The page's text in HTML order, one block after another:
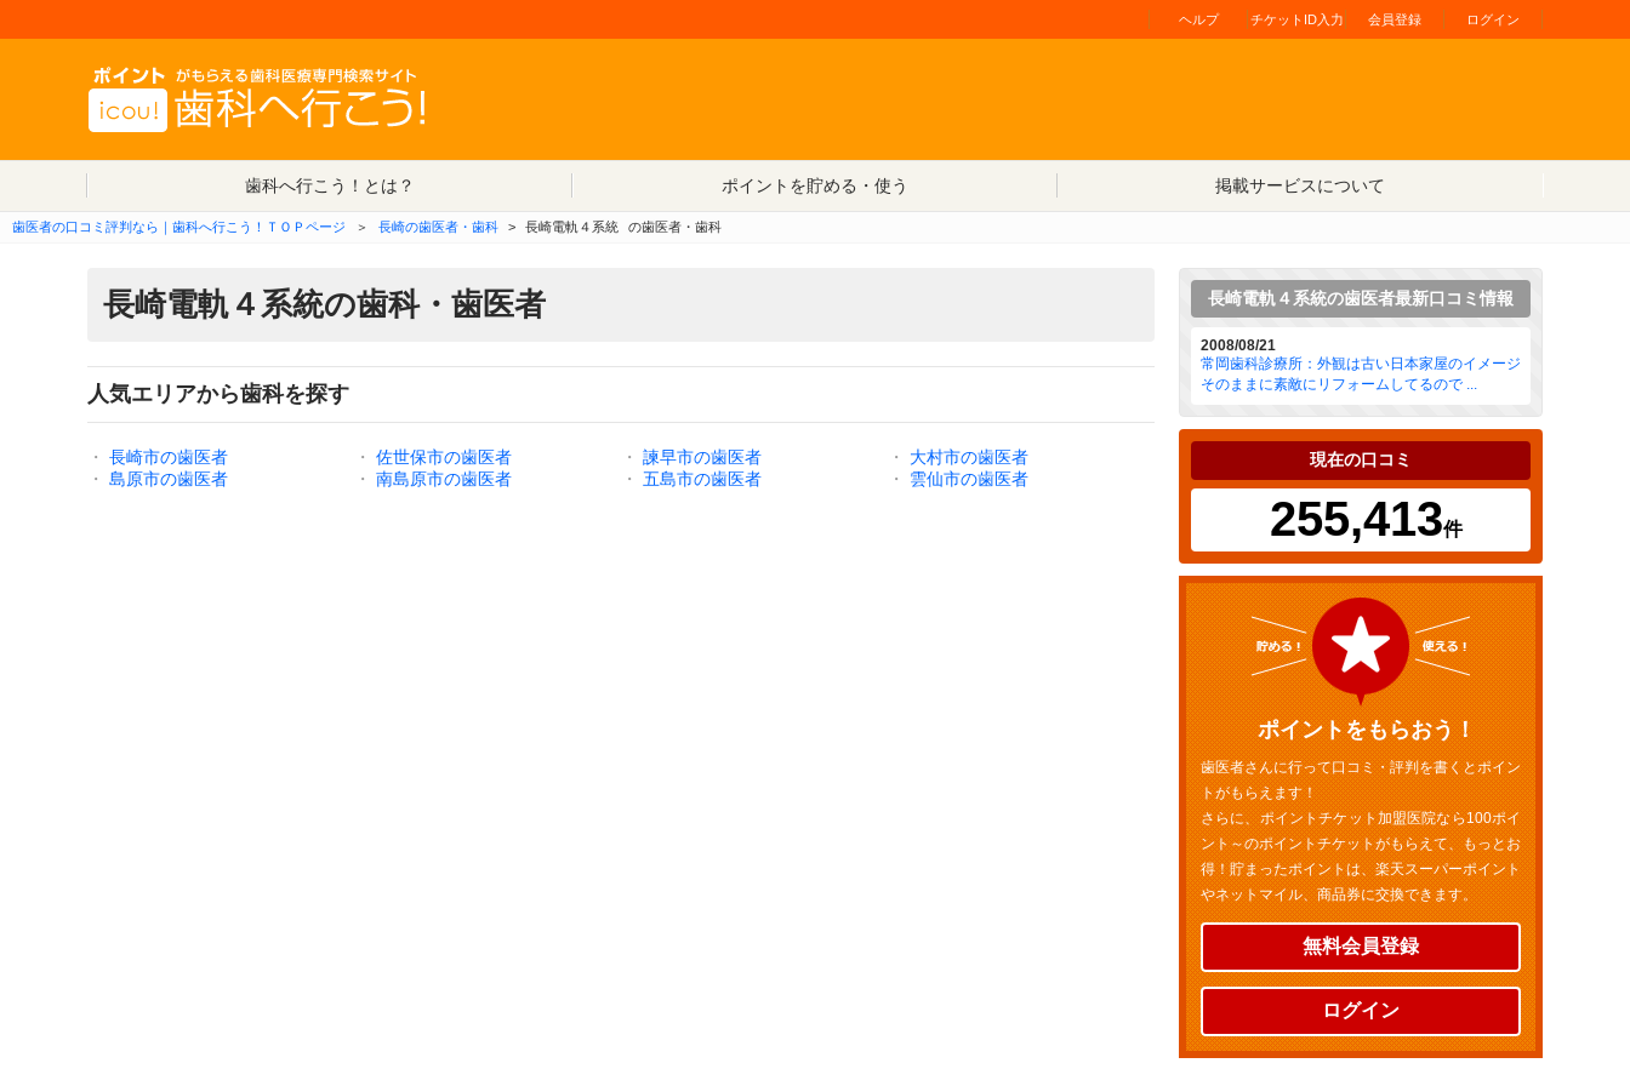
ヘルプ チケットID入力 会員登録 ログイン
歯科へ行こう！とは？
ポイントを貯める・使う 掲載サービスについて
歯医者の口コミ評判なら｜歯科へ行こう！ＴＯＰページ ＞ 長崎の歯医者・歯科 > 長崎電軌４系統 の歯医者・歯科
長崎電軌４系統の歯科・歯医者
人気エリアから歯科を探す
・ 長崎市の歯医者 ・ 佐世保市の歯医者 ・ 諫早市の歯医者 ・
大村市の歯医者
・
島原市の歯医者 ・ 南島原市の歯医者 ・ 五島市の歯医者 ・ 雲仙市の歯医者
長崎電軌４系統の歯医者最新口コミ情報
2008/08/21
常岡歯科診療所：外観は古い日本家屋のイメージ
そのままに素敵にリフォームしてるので ...
現在の口コミ
255,413件
ポイントをもらおう！
歯医者さんに行って口コミ・評判を書くとポイン
トがもらえます！
さらに、ポイントチケット加盟医院なら100ポイ
ント～のポイントチケットがもらえて、もっとお
得！貯まったポイントは、楽天スーパーポイント
やネットマイル、商品券に交換できます。
無料会員登録
ログイン